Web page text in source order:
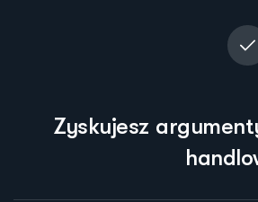
Zyskujesz